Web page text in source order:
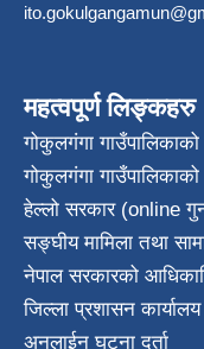
महत्वपूर्ण लिङ्कहरु
गोकुलगंगा
गोकुलगंगा
हेल्लो सरकार (online
सङ्घीय मामिला तथा
नेपाल सरकारको
जिल्ला प्रशासन कार्यालय
अनलाईन घटना दर्ता